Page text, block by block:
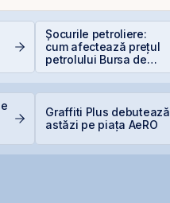
Șocurile petroliere:
cum afectează prețul
petrolului Bursa de
Valori București
Graffiti Plus debutează
astăzi pe piața AeRO